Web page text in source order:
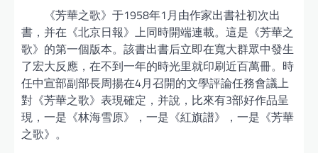
《芳華之歌》于1958年1月由作家出書社初次出
書，并在《北京日報》上同時開端連載。這是《芳華之
歌》的第一個版本。該書出書后立即在寬大群眾中發生
了宏大反應，在不到一年的時光里就印刷近百萬冊。時
任中宣部副部長周揚在4月召開的文學評論任務會議上
對《芳華之歌》表現確定，并說，比來有3部好作品呈
現，一是《林海雪原》，一是《紅旗譜》，一是《芳華
之歌》。